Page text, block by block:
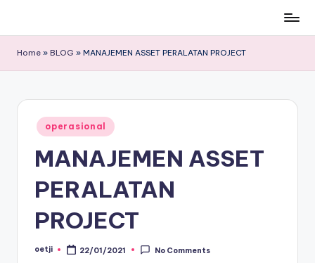
Home » BLOG » MANAJEMEN ASSET PERALATAN PROJECT
Posted
in
operasional
MANAJEMEN ASSET
PERALATAN
PROJECT
Posted
oetji 22/01/2021 No Comments